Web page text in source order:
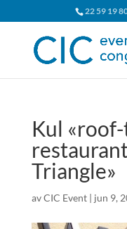
22 59 19
Kul
Triangle»
avCIC Event| jun 9,